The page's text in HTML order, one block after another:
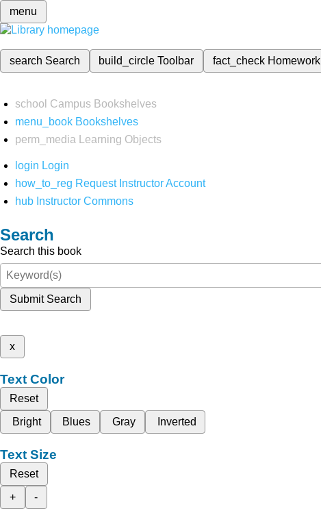
menu
search Search build_circleToolbar fact_check Homework
school Campus Bookshelves
menu_book Bookshelves
perm_media
Learning Objects
login Login
how_to_reg Request Instructor Account
hub Instructor Commons
Search
Search this book
Submit Search
x
Text Color
Reset
Bright
Blues Gray Inverted
Text Size
Reset
+
-